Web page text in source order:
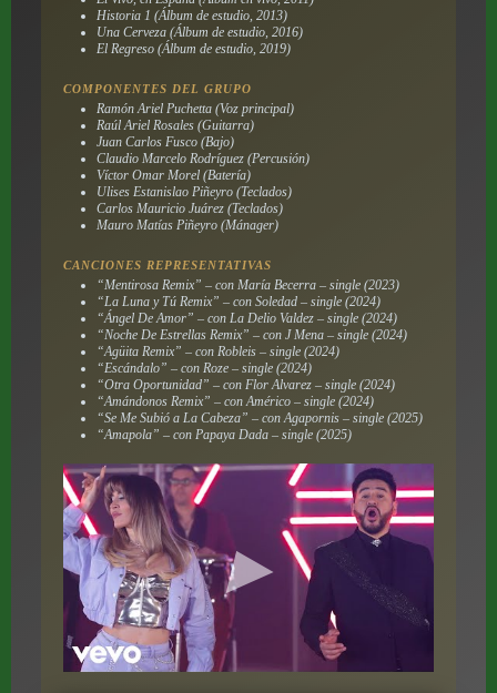
Historia 1 (Álbum de estudio, 2013)
Una Cerveza(Álbum de estudio, 2016)
El Regreso(Álbum de estudio, 2019)
COMPONENTES DEL GRUPO
Ramón Ariel Puchetta (Voz principal)
Raúl Ariel Rosales (Guitarra)
Juan Carlos Fusco (Bajo)
Claudio Marcelo Rodríguez (Percusión)
Víctor Omar Morel (Batería)
Ulises Estanislao Piñeyro (Teclados)
Carlos Mauricio Juárez (Teclados)
Mauro Matías Piñeyro (Mánager)
CANCIONES REPRESENTATIVAS
“Mentirosa Remix” – con María Becerra – single (2023)
“La Luna y Tú Remix” – con Soledad – single (2024)
“Ángel De Amor” – con La Delio Valdez – single (2024)
“Noche De Estrellas Remix” – con J Mena – single (2024)
“Agüita Remix” – con Robleis – single (2024)
“Escándalo” – con Roze – single (2024)
“Otra Oportunidad” – con Flor Alvarez – single (2024)
“Amándonos Remix” – con Américo – single (2024)
“Se Me Subió a La Cabeza” – con Agapornis – single (2025)
“Amapola” – con Papaya Dada – single (2025)